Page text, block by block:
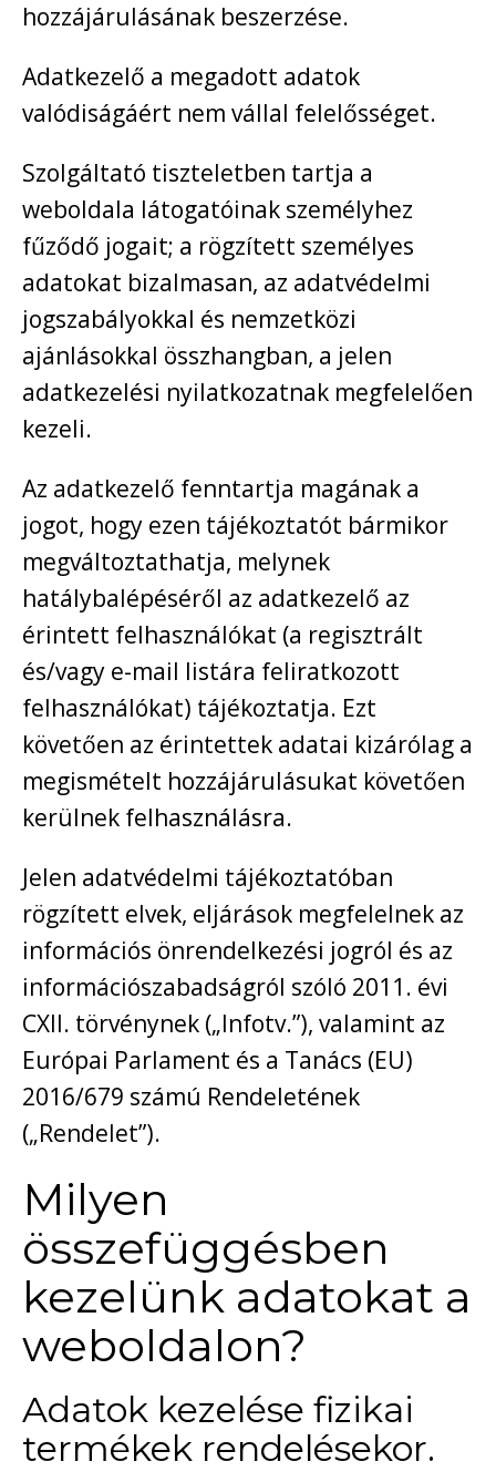
hozzájárulásának beszerzése.
Adatkezelő a megadott adatok
valódiságáért nem vállal felelősséget.
Szolgáltató tiszteletben tartja a
weboldala látogatóinak személyhez
fűződő jogait; a rögzített személyes
adatokat bizalmasan, az adatvédelmi
jogszabályokkal és nemzetközi
ajánlásokkal összhangban, a jelen
adatkezelési nyilatkozatnak megfelelően
kezeli.
Az adatkezelő fenntartja magának a
jogot, hogy ezen tájékoztatót bármikor
megváltoztathatja, melynek
hatálybalépéséről az adatkezelő az
érintett felhasználókat (a regisztrált
és/vagy e-mail listára feliratkozott
felhasználókat) tájékoztatja. Ezt
követően az érintettek adatai kizárólag a
megismételt hozzájárulásukat követően
kerülnek felhasználásra.
Jelen adatvédelmi tájékoztatóban
rögzített elvek, eljárások megfelelnek az
információs önrendelkezési jogról és az
információszabadságról szóló 2011. évi
CXII. törvénynek („Infotv.”), valamint az
Európai Parlament és a Tanács (EU)
2016/679 számú Rendeletének
(„Rendelet”).
Milyen
összefüggésben
kezelünk adatokat a
weboldalon?
Adatok kezelése fizikai
termékek rendelésekor.